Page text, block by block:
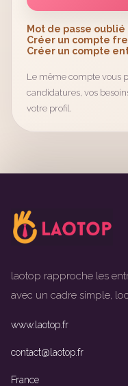
Mot de passe oublié
Créer un compte
Créer un compte
Le même compte vous
candidatures, vos
votre profil.
laotop rapproche les
avec un cadre simple,
www.laotop.fr
contact@laotop.fr
France